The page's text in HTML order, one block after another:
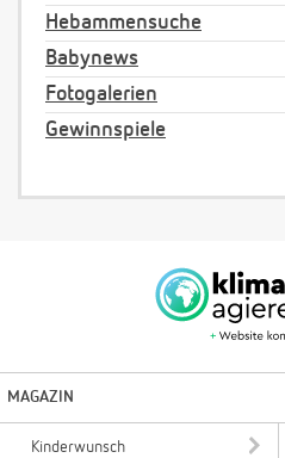
Hebammensuche
Babynews
Fotogalerien
Gewinnspiele
MAGAZIN
Kinderwunsch